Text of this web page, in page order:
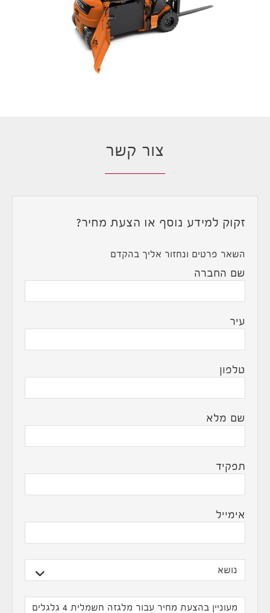
צור קשר
זקוק למידע נוסף או הצעת מחיר?
השאר פרטים ונחזור אליך בהקדם
שם החברה
עיר
טלפון
שם מלא
תפקיד
אימייל